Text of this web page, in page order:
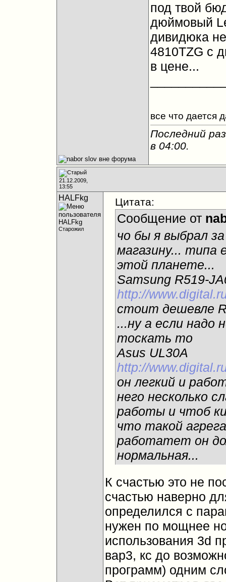
под твой
дюймовый
дивидюка
4810TZG с
в цене...
все что дается
Последний
в 04:00.
21.12.2009,
13:55
HALFkg
Старожил
Цитата:
Сообщение от
чо бы я выбрал
магазину... типа
этой планете...
Samsung R519-
http://
стоит дешевле
...ну а если надо
тоскать то
Asus UL30A
http://
он легкий и
него несколько
работы и чтоб
что такой
работатет он
нормальная...
К счастью это не
счастью наверно
определился с
нужен по мощнее
использования 3d
вар3, кс до
программ) одним